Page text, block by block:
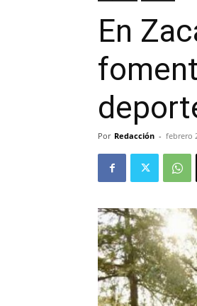
En
Por Redacción - febrero